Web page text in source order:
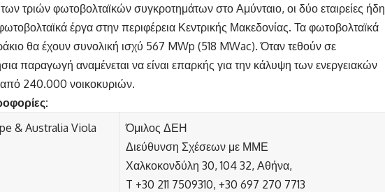
τριών φωτοβολταϊκών συγκροτημάτων στο Αμύνταιο, οι δύο εταιρείες ήδη
έργα στην περιφέρεια Κεντρικής Μακεδονίας. Τα φωτοβολταϊκά
θα έχουν συνολική ισχύ 567 MWp (518 MWac). Όταν τεθούν σε
παραγωγή αναμένεται να είναι επαρκής για την κάλυψη των ενεργειακών
240.000 νοικοκυριών.
:
& Australia Viola
Όμιλος ΔΕΗ
Διεύθυνση Σχέσεων με ΜΜΕ
Χαλκοκονδύλη 30, 104 32, Αθήνα,
T +30 211 7509310, +30 697 270 7713